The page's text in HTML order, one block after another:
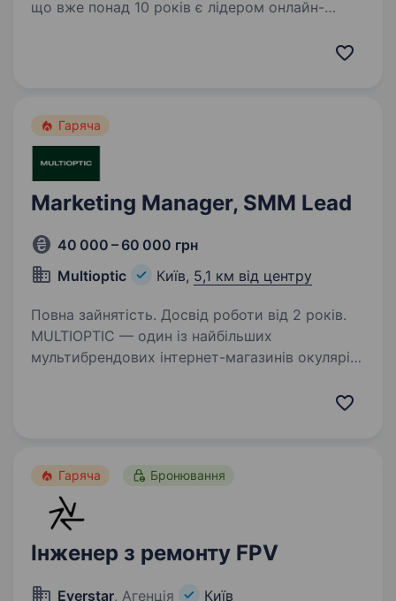
що вже понад 10 років є лідером онлайн-
Ми представлені у 38 країнах світу та щодня
Гаряча
Marketing Manager, SMM Lead
40 000 – 60 000 грн
Multioptic
Київ, 5,1 км від центру
Повна зайнятість. Досвід роботи від 2 років.
MULTIOPTIC — один із найбільших
мультибрендових інтернет-магазинів окулярів
не просто майданчик для комунікації, а один
Гаряча Бронювання
Інженер з ремонту FPV
Everstar, Агенція Київ